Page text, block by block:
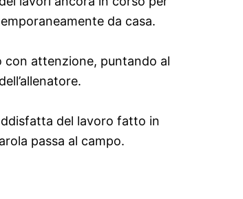
da casa.
con attenzione, puntando al
del lavoro fatto in
passa al campo.